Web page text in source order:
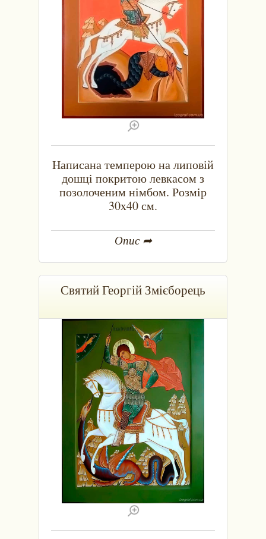
Написана темперою на липовій
дошці покритою левкасом з
позолоченим німбом. Розмір
30x40 см.
Опис ➦
Святий Георгій Змієборець